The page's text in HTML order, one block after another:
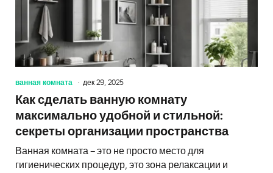
ванная комната дек 29, 2025
Как сделать ванную комнату
максимально удобной и стильной:
секреты организации пространства
Ванная комната – это не просто место для
гигиенических процедур, это зона релаксации и